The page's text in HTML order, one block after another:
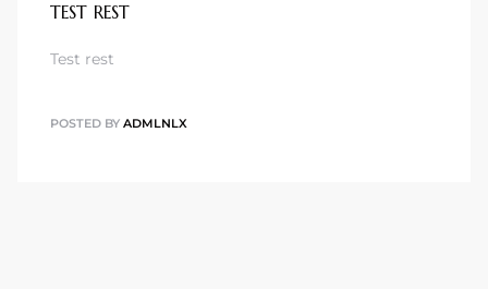
TEST REST
Test rest
POSTED BY ADMLNLX